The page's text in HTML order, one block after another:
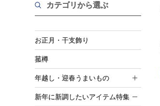
カテゴリから選ぶ
お正月・干支飾り
菰樽
年越し・迎春うまいもの
新年に新調したいアイテム特集